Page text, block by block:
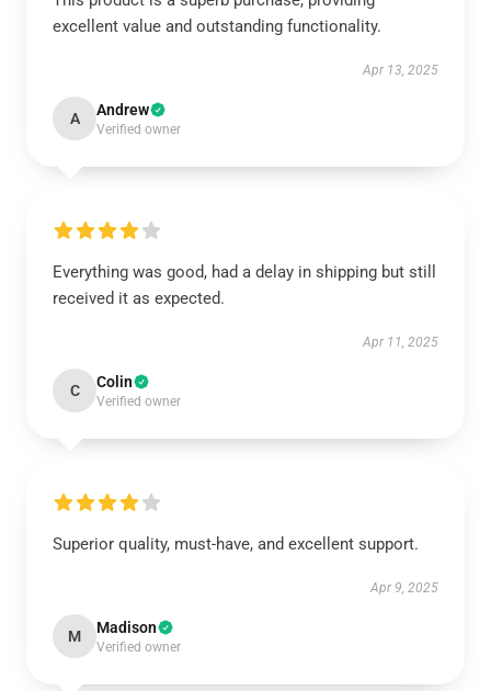
excellent value and outstanding functionality.
Apr 13, 2025
A Andrew
Verified owner
Everything was good, had a delay in shipping but still
received it as expected.
Apr 11, 2025
C Colin
Verified owner
Superior quality, must-have, and excellent support.
Apr 9, 2025
M Madison
Verified owner